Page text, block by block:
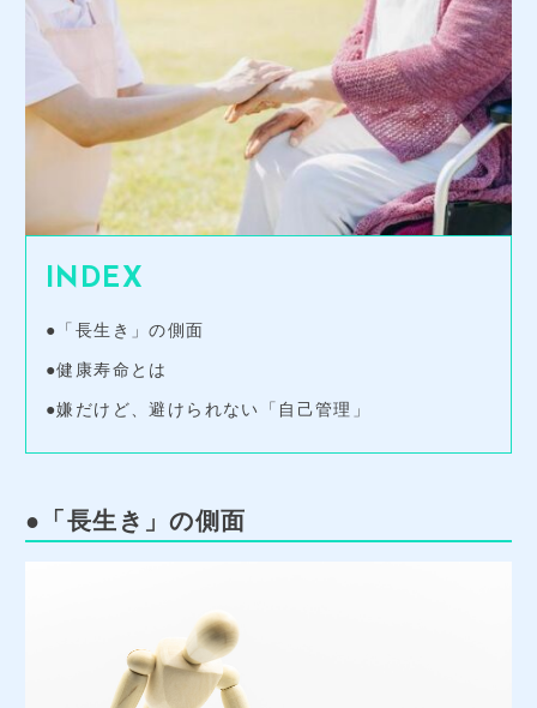
よくあるご質問
アクセス
INDEX
●「長生き」の側面
●健康寿命とは
●嫌だけど、避けられない「自己管理」
●「長生き」の側面